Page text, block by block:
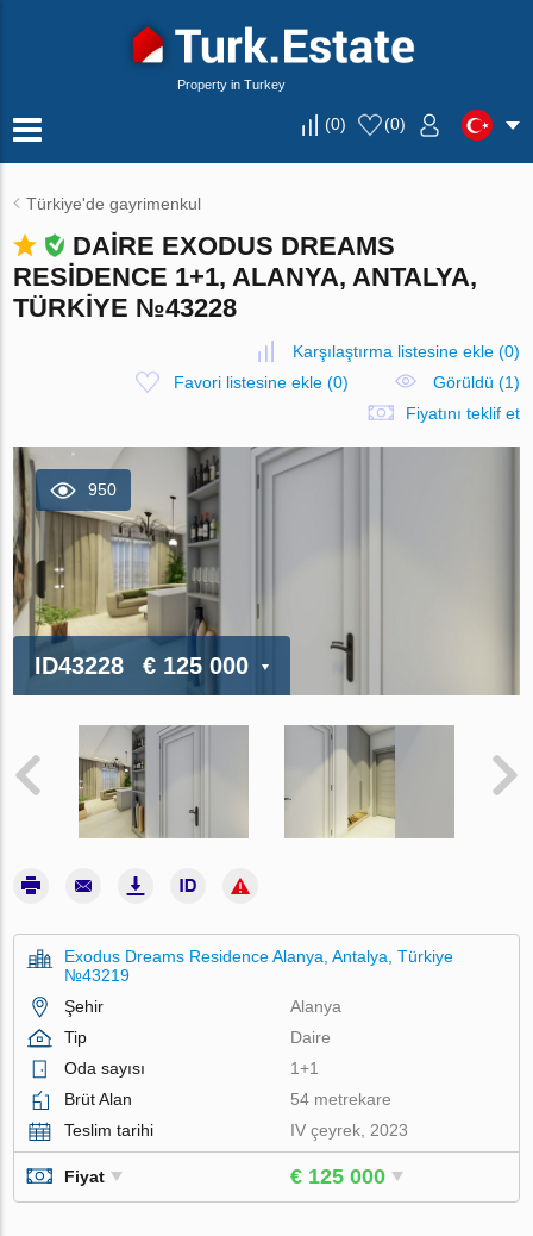
Property in Turkey
(0) (0)
Türkiye'de gayrimenkul
DAIRE EXODUS DREAMS
RESIDENCE 1+1, ALANYA, ANTALYA,
TÜRKIYE №43228
Karşılaştırma listesine ekle(0)
Favori listesine ekle(0)
Görüldü (1)
Fiyatını teklif et
950
ID43228 € 125 000
Exodus Dreams Residence Alanya, Antalya, Türkiye
№43219
Şehir
Alanya
Tip
Daire
Oda sayısı
1+1
Brüt Alan
54 metrekare
Teslim tarihi
IV çeyrek, 2023
Fiyat € 125 000